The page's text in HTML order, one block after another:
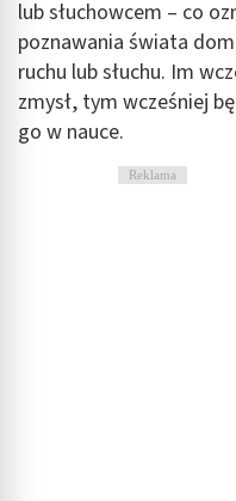
lub słuchowcem – co
poznawania świata
ruchu lub słuchu. Im
zmysł, tym wcześniej
go w nauce.
Reklama